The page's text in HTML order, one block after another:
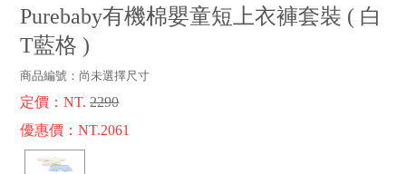
客服專區
Purebaby有機棉嬰童短上衣褲套裝 ( 白
T藍格 )
商品編號： 尚未選擇尺寸
定價：NT.2290
優惠價：NT.2061